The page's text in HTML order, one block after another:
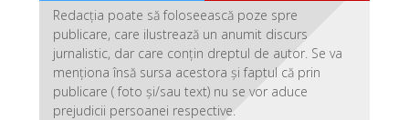
Redacția poate să foloseească poze spre
publicare, care ilustrează un anumit discurs
jurnalistic, dar care conțin dreptul de autor. Se va
menționa însă sursa acestora și faptul că prin
publicare ( foto și/sau text) nu se vor aduce
prejudicii persoanei respective.